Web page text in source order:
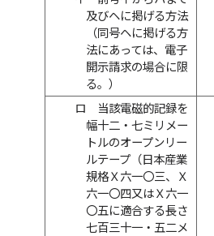
及びヘに掲げる方法
（同号ヘに掲げる方
法にあっては、電子
開示請求の場合に限
る。）
ロ
当該電磁的記録を
幅十二・七ミリメー
トルのオープンリー
ルテープ（日本産業
規格Ｘ六一〇三、Ｘ
六一〇四又はＸ六一
〇五に適合する長さ
七百三十一・五二メ